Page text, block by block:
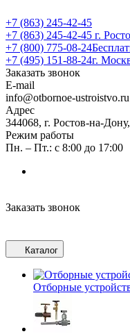
+7 (863) 245-42-45
+7 (863) 245-42-45 г.
+7 (800) 775-08-24
+7 (495) 151-88-24г.
Заказать звонок
E-mail
info@otbornoe-ustroistvo.ru
Адрес
344068, г. Ростов-на-
Режим работы
Пн. – Пт.: с 8:00 до 17:00
Заказать звонок
Каталог
Отборные